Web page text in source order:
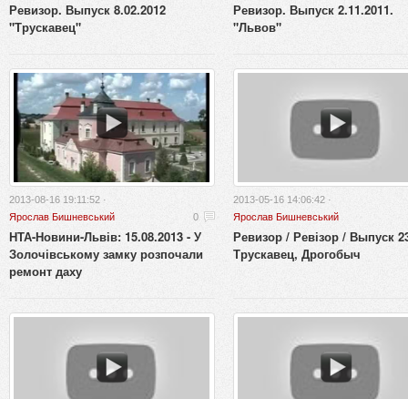
Ревизор. Выпуск 8.02.2012
"Трускавец"
Ревизор. Выпуск 2.11.2011.
"Львов"
2013-08-16 19:11:52 ·
Ярослав Бишневський
0
НТА-Новини-Львів: 15.08.2013 - У
Золочівському замку розпочали
ремонт даху
2013-05-16 14:06:42 ·
Ярослав Бишневський
Ревизор / Ревізор / Выпуск
Трускавец, Дрогобыч